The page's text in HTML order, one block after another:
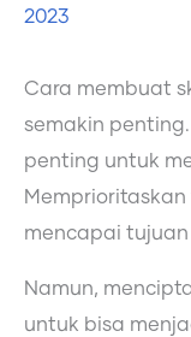
2023
Cara membuat
semakin
penting untuk
mencapai
Namun,
untuk bisa